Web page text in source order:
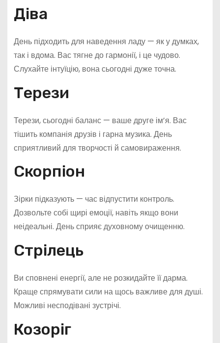
Діва
День підходить для наведення ладу — як у думках,
так і вдома. Вас тягне до гармонії, і це чудово.
Слухайте інтуїцію, вона сьогодні дуже точна.
Терези
Терези, сьогодні баланс — ваше друге ім’я. Вас
тішить компанія друзів і гарна музика. День
сприятливий для творчості й самовираження.
Скорпіон
Зірки підказують — час відпустити контроль.
Дозвольте собі щирі емоції, навіть якщо вони
неідеальні. День сприяє духовному очищенню.
Стрілець
Ви сповнені енергії, але не розкидайте її дарма.
Краще спрямувати сили на щось важливе для душі.
Можливі несподівані зустрічі.
Козоріг